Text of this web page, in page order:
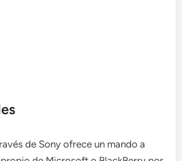
de Sony ofrece un mando a